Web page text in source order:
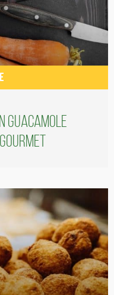
guacamole